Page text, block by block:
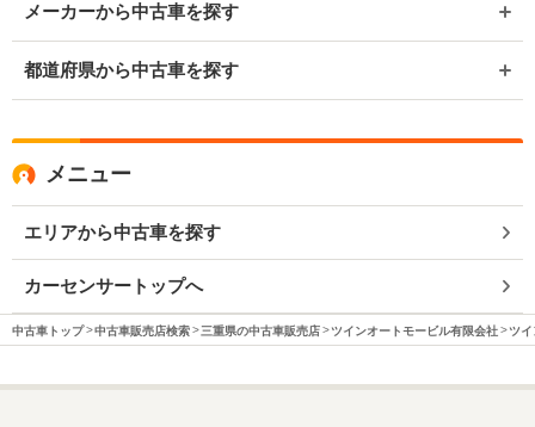
メーカーから中古車を探す
都道府県から中古車を探す
メニュー
エリアから中古車を探す
カーセンサートップへ
中古車トップ 中古車販売店検索 三重県の中古車販売店 ツインオートモービル有限会社 ツイ